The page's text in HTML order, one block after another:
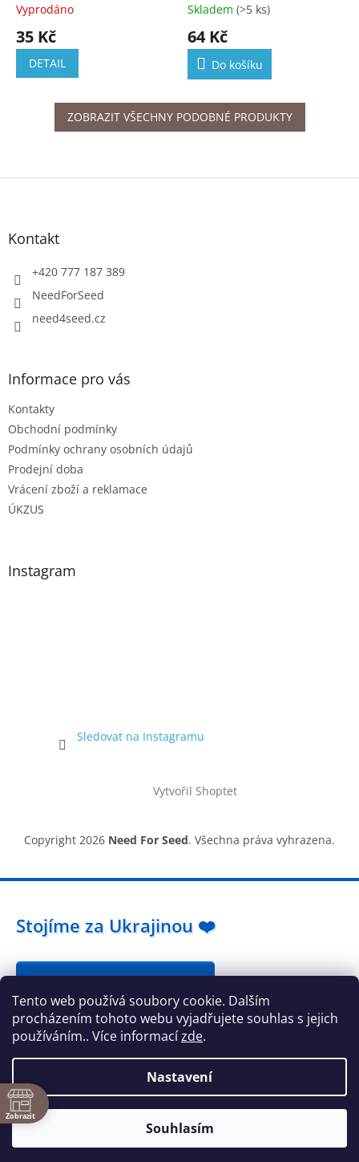
Tento web používá soubory cookie. Dalším
procházením tohoto webu vyjadřujete souhlas s jejich
používáním.. Více informacízde.
Nastavení
Souhlasím
Vyprodáno
35 Kč
DETAIL
Skladem (>5 ks)
64 Kč
Do košíku
ZOBRAZIT VŠECHNY PODOBNÉ PRODUKTY
Z
Kontakt
+420 777 187 389
NeedForSeed
need4seed.cz
Informace pro vás
Kontakty
Obchodní podmínky
Podmínky ochrany osobních údajů
Prodejní doba
Vrácení zboží a reklamace
ÚKZUS
Instagram
Sledovat na Instagramu
Vytvořil Shoptet
Copyright 2026 Need For Seed. Všechna práva vyhrazena.
Zobrazit
Stojíme za Ukrajinou ❤️